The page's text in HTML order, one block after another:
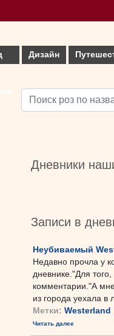
Дизайн
Дневники
Записи в
Неубиваемый
Недавно прочла у
дневнике."Для
комментарии."А
из города уехала в
Метки: Westerland
Читать далее